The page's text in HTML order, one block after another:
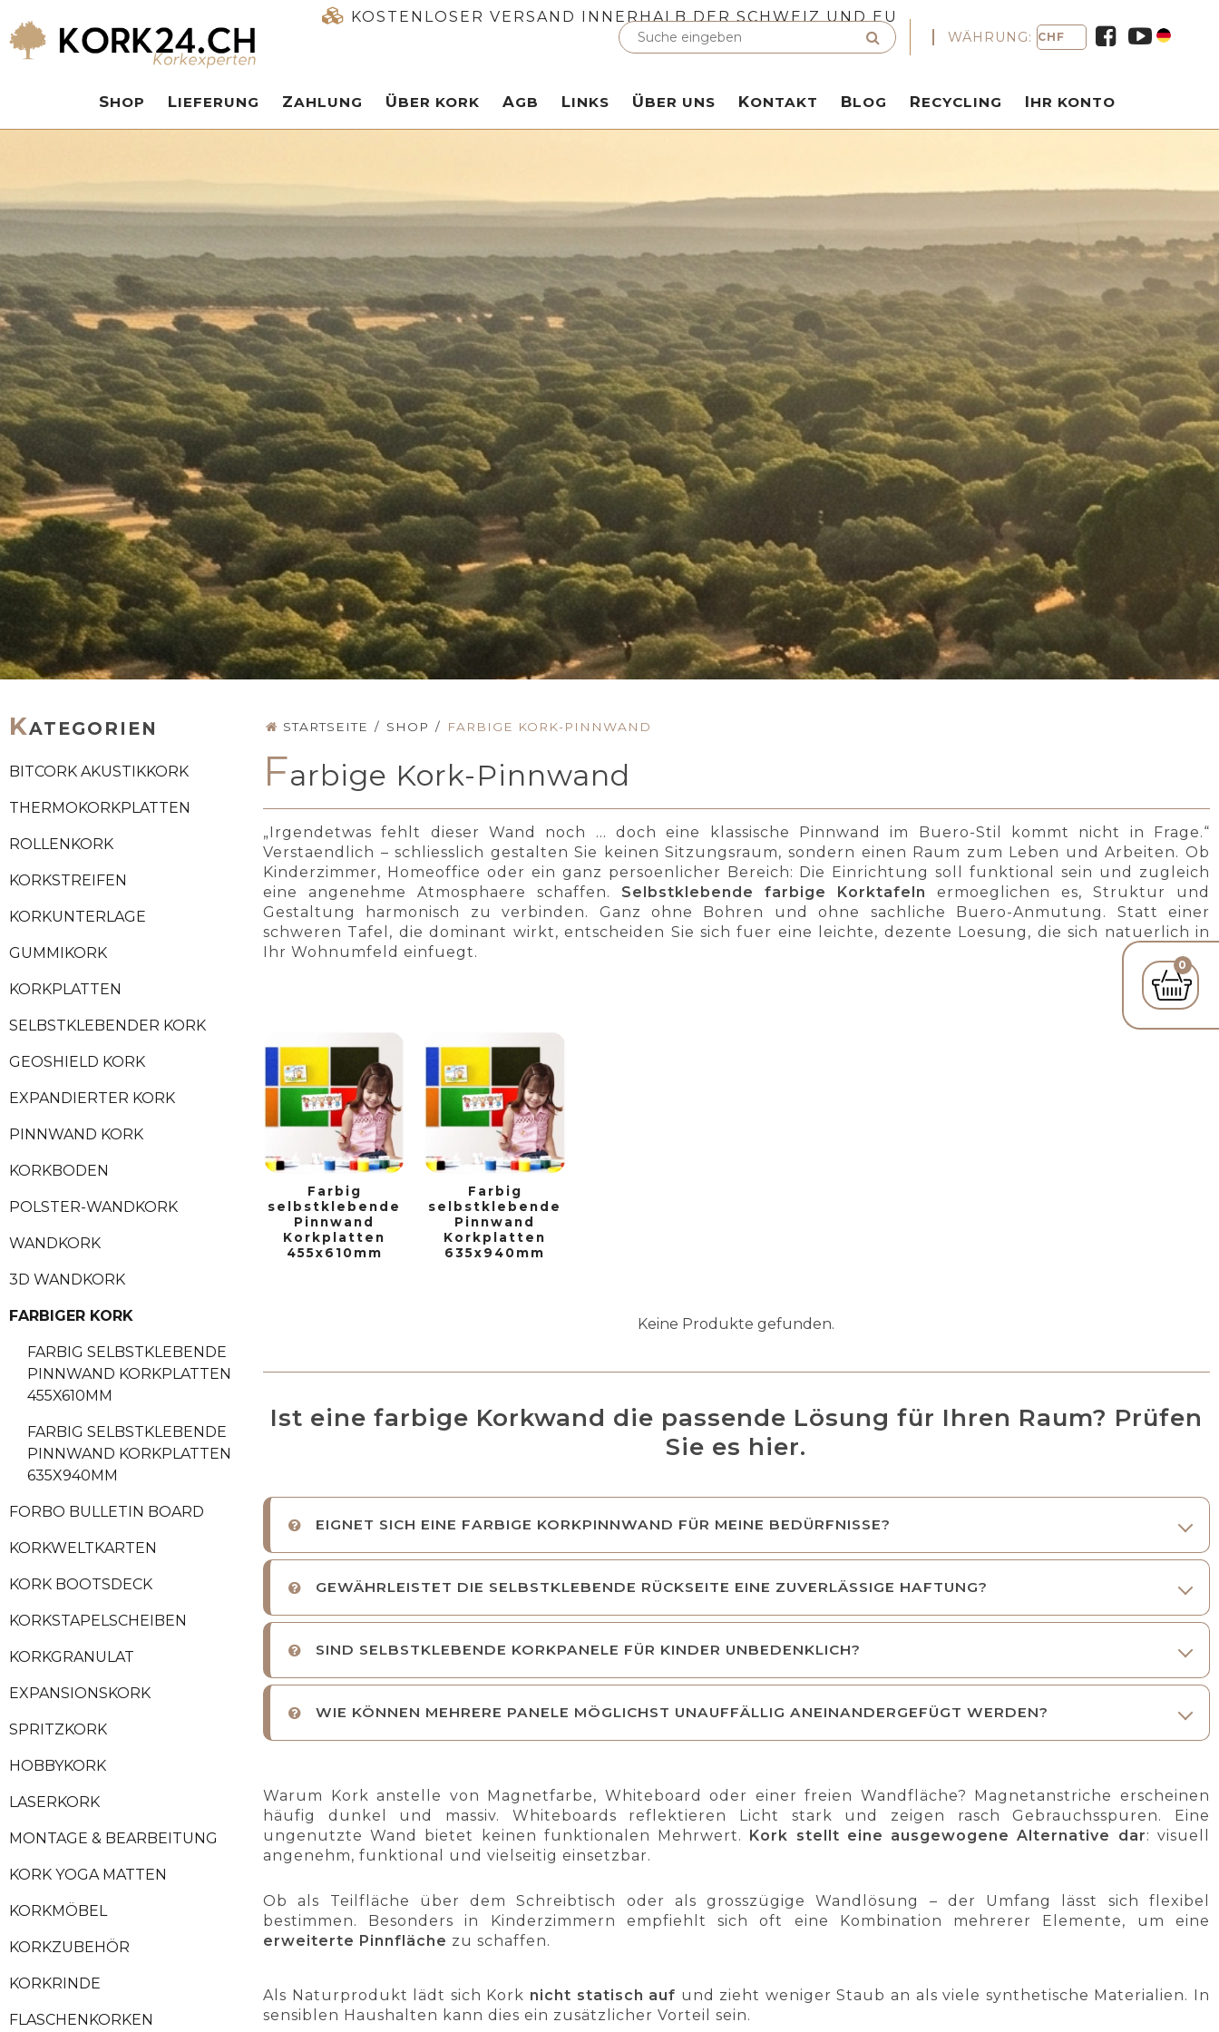
KOSTENLOSER VERSAND INNERHALB DER SCHWEIZ UND EU
0
WÄHRUNG:
SHOP LIEFERUNG ZAHLUNG ÜBER KORK AGB LINKS ÜBER UNS KONTAKT BLOG RECYCLING IHR KONTO
KATEGORIEN
BITCORK AKUSTIKKORK
THERMOKORKPLATTEN
ROLLENKORK
KORKSTREIFEN
KORKUNTERLAGE
GUMMIKORK
KORKPLATTEN
SELBSTKLEBENDER KORK
GEOSHIELD KORK
EXPANDIERTER KORK
PINNWAND KORK
KORKBODEN
POLSTER-WANDKORK
WANDKORK
3D WANDKORK
FARBIGER KORK
FARBIG SELBSTKLEBENDE
PINNWAND KORKPLATTEN
455X610MM
FARBIG SELBSTKLEBENDE
PINNWAND KORKPLATTEN
635X940MM
FORBO BULLETIN BOARD
KORKWELTKARTEN
KORK BOOTSDECK
KORKSTAPELSCHEIBEN
KORKGRANULAT
EXPANSIONSKORK
SPRITZKORK
HOBBYKORK
LASERKORK
MONTAGE & BEARBEITUNG
KORK YOGA MATTEN
KORKMÖBEL
KORKZUBEHÖR
KORKRINDE
FLASCHENKORKEN
STARTSEITE / SHOP / FARBIGE KORK-PINNWAND
Farbige Kork-Pinnwand
„Irgendetwas fehlt dieser Wand noch … doch eine klassische Pinnwand im Buero-Stil kommt nicht in Frage.“
Verstaendlich – schliesslich gestalten Sie keinen Sitzungsraum, sondern einen Raum zum Leben und Arbeiten. Ob
Kinderzimmer, Homeoffice oder ein ganz persoenlicher Bereich: Die Einrichtung soll funktional sein und zugleich
eine angenehme Atmosphaere schaffen. Selbstklebende farbige Korktafeln
ermoeglichen es, Struktur und
Gestaltung harmonisch zu verbinden. Ganz ohne Bohren und ohne sachliche Buero-Anmutung. Statt einer
schweren Tafel, die dominant wirkt, entscheiden Sie sich fuer eine leichte, dezente Loesung, die sich natuerlich in
Ihr Wohnumfeld einfuegt.
Farbig
selbstklebende
Pinnwand
Korkplatten
455x610mm
Farbig
selbstklebende
Pinnwand
Korkplatten
635x940mm
Keine Produkte gefunden.
Ist eine farbige Korkwand die passende Lösung für Ihren Raum? Prüfen
Sie es hier.
EIGNET SICH EINE FARBIGE KORKPINNWAND FÜR MEINE BEDÜRFNISSE?
GEWÄHRLEISTET DIE SELBSTKLEBENDE RÜCKSEITE EINE ZUVERLÄSSIGE HAFTUNG?
SIND SELBSTKLEBENDE KORKPANELE FÜR KINDER UNBEDENKLICH?
WIE KÖNNEN MEHRERE PANELE MÖGLICHST UNAUFFÄLLIG ANEINANDERGEFÜGT WERDEN?
Warum Kork anstelle von Magnetfarbe, Whiteboard oder einer freien Wandfläche? Magnetanstriche erscheinen
häufig dunkel und massiv. Whiteboards reflektieren Licht stark und zeigen rasch Gebrauchsspuren. Eine
ungenutzte Wand bietet keinen funktionalen Mehrwert. Kork stellt eine ausgewogene Alternative dar: visuell
angenehm, funktional und vielseitig einsetzbar.
Ob als Teilfläche über dem Schreibtisch oder als grosszügige Wandlösung – der Umfang lässt sich flexibel
bestimmen. Besonders in Kinderzimmern empfiehlt sich oft eine Kombination mehrerer Elemente, um eine
erweiterte Pinnfläche zu schaffen.
Als Naturprodukt lädt sich Kork nicht statisch auf und zieht weniger Staub an als viele synthetische Materialien. In
sensiblen Haushalten kann dies ein zusätzlicher Vorteil sein.